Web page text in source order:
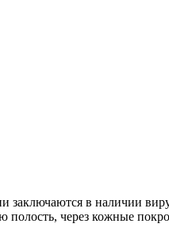
заключаются в наличии
полость, через кожные